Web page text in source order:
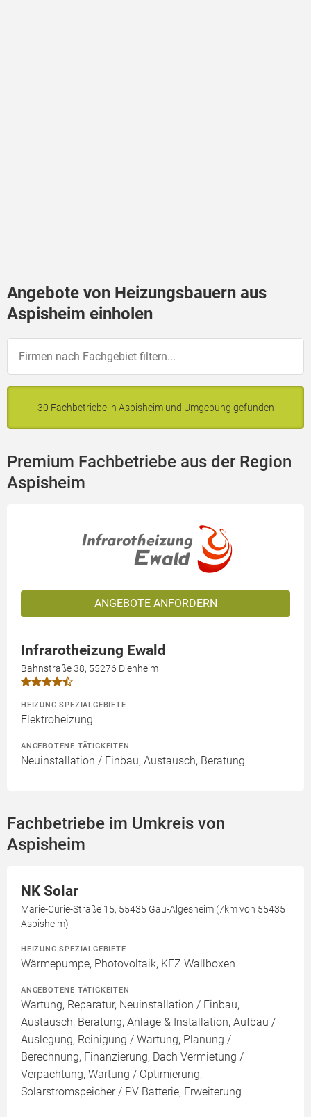
Angebote von Heizungsbauern aus
Aspisheim einholen
30 Fachbetriebe in Aspisheim und Umgebung gefunden
Premium Fachbetriebe aus der Region
Aspisheim
ANGEBOTE ANFORDERN
Infrarotheizung Ewald
Bahnstraße 38, 55276 Dienheim
HEIZUNG SPEZIALGEBIETE
Elektroheizung
ANGEBOTENE TÄTIGKEITEN
Neuinstallation / Einbau, Austausch, Beratung
Fachbetriebe im Umkreis von
Aspisheim
NK Solar
Marie-Curie-Straße 15, 55435 Gau-Algesheim (7km von 55435
Aspisheim)
HEIZUNG SPEZIALGEBIETE
Wärmepumpe, Photovoltaik, KFZ Wallboxen
ANGEBOTENE TÄTIGKEITEN
Wartung, Reparatur, Neuinstallation / Einbau,
Austausch, Beratung, Anlage & Installation, Aufbau /
Auslegung, Reinigung / Wartung, Planung /
Berechnung, Finanzierung, Dach Vermietung /
Verpachtung, Wartung / Optimierung,
Solarstromspeicher / PV Batterie, Erweiterung